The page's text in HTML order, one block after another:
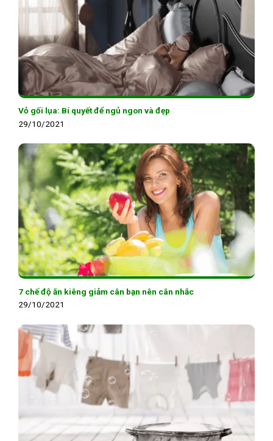
Vỏ gối lụa: Bí quyết để ngủ ngon và đẹp
29/10/2021
7 chế độ ăn kiêng giảm cân bạn nên cân nhắc
29/10/2021